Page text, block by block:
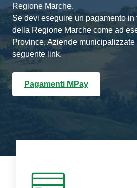
Regione Marche.
Se devi eseguire un pagamento in
della Regione Marche come ad
Province, Aziende municipalizzate
seguente link.
Pagamenti MPay